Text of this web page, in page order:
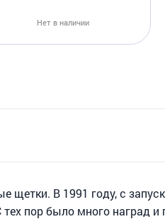
Нет в наличии
В 1991 году, с
тех пор было много наград и